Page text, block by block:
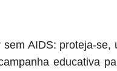
AIDS: proteja-
educativa